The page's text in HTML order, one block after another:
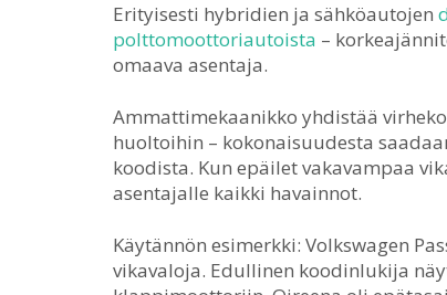
Erityisesti hybridien ja sähköautojen
polttomoottoriautoista –
omaava asentaja.
Ammattimekaanikko yhdistää
huoltoihin – kokonaisuudesta
koodista. Kun epäilet vakavampaa
asentajalle kaikki havainnot.
Käytännön esimerkki: Volkswagen
vikavaloja. Edullinen koodinlukija